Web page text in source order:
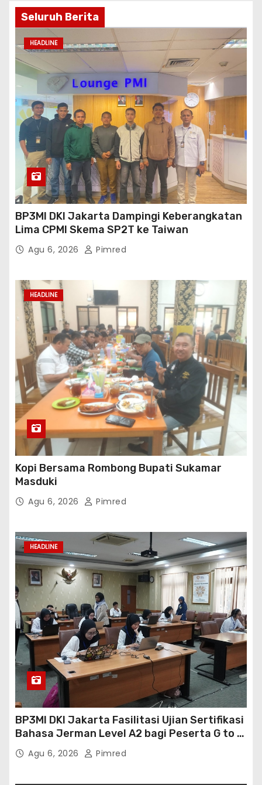
Seluruh Berita
HEADLINE
BP3MI DKI Jakarta Dampingi Keberangkatan
Lima CPMI Skema SP2T ke Taiwan
Agu 6, 2026 Pimred
HEADLINE
Kopi Bersama Rombong Bupati Sukamar
Masduki
Agu 6, 2026 Pimred
HEADLINE
BP3MI DKI Jakarta Fasilitasi Ujian Sertifikasi
Bahasa Jerman Level A2 bagi Peserta G to G
Jerman Batch VII
Agu 6, 2026 Pimred